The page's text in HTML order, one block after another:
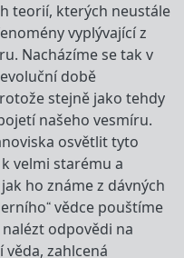
teorií, kterých neustále
vyplývající z
Nacházíme se tak v
době
stejně jako tehdy
našeho vesmíru.
osvětlit tyto
velmi starému a
ho známe z dávných
vědce pouštíme
nalézt odpovědi na
věda, zahlcená